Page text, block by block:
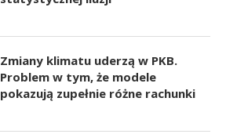
Zmiany klimatu uderzą w PKB.
Problem w tym, że modele
pokazują zupełnie różne rachunki